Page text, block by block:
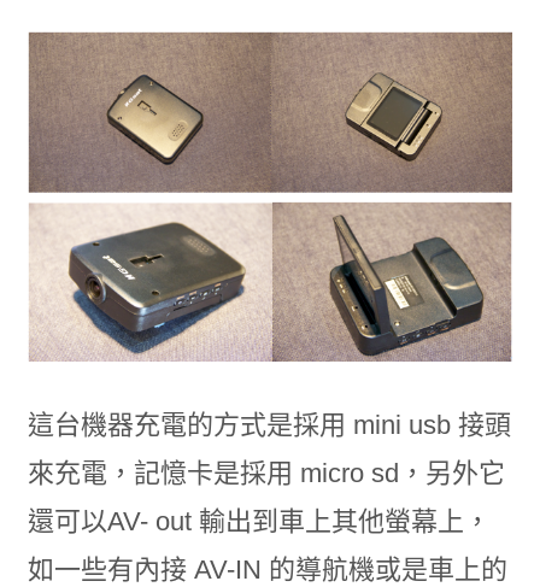
這台機器充電的方式是採用 mini usb 接頭
來充電，記憶卡是採用 micro sd，另外它
還可以AV- out 輸出到車上其他螢幕上，
如一些有內接 AV-IN 的導航機或是車上的